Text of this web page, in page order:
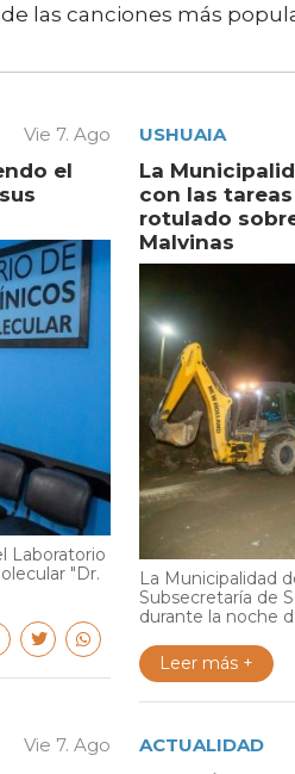
las canciones más
Vie 7. Ago
el
Laboratorio
"Dr.
USHUAIA
La
con las
rotulado
Malvinas
La Municipalidad
Subsecretaría de
durante la noche
Leer más +
Vie 7. Ago ACTUALIDAD